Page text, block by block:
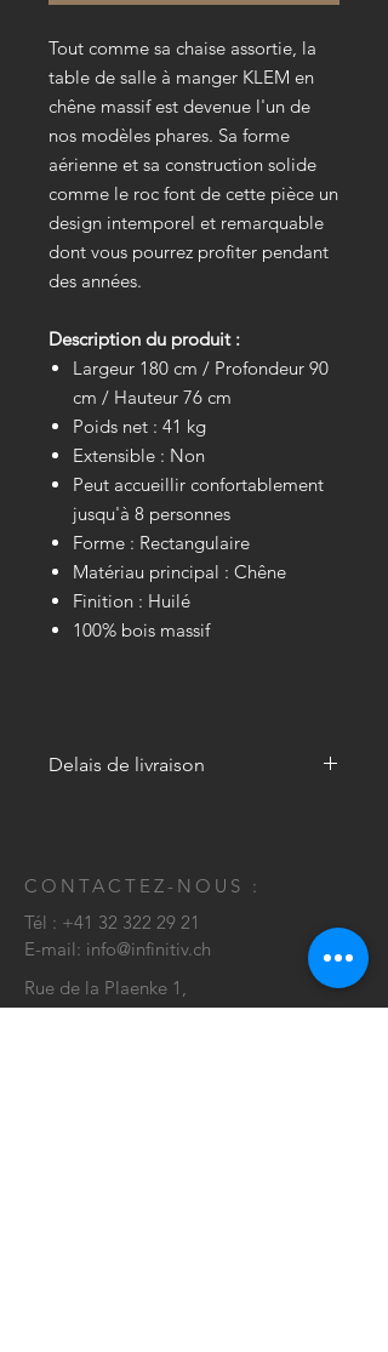
Tout comme sa chaise assortie, la
table de salle à manger KLEM en
chêne massif est devenue l'un de
nos modèles phares. Sa forme
aérienne et sa construction solide
comme le roc font de cette pièce un
design intemporel et remarquable
dont vous pourrez profiter pendant
des années.
Description du produit :
Largeur 180 cm / Profondeur 90
cm / Hauteur 76 cm
Poids net : 41 kg
Extensible : Non
Peut accueillir confortablement
jusqu'à 8 personnes
Forme : Rectangulaire
Matériau principal : Chêne
Finition : Huilé
100% bois massif
Delais de livraison
CONTACTEZ-NOUS :
Tél : +41 32 322 29 21
E-mail: info@infinitiv.ch
Rue de la Plaenke 1,
2502 Biel/Bienne